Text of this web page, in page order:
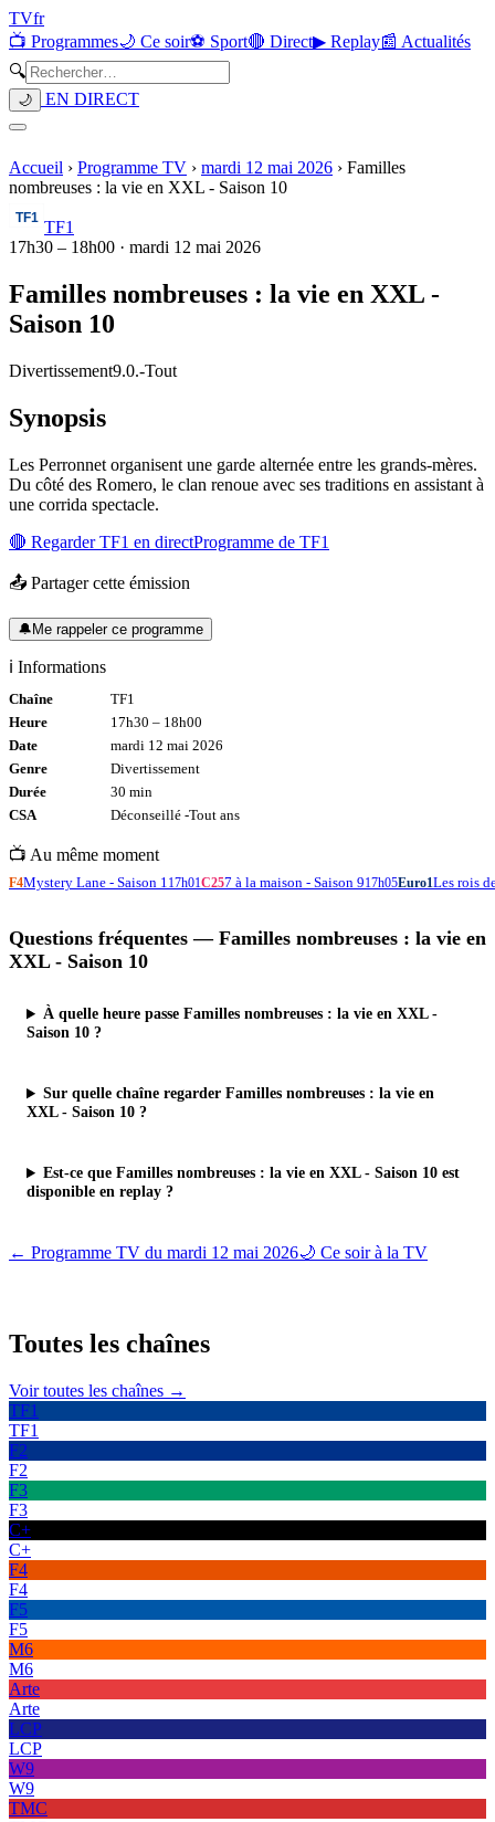
TVfr
📺 Programmes🌙 Ce soir⚽ Sport🔴 Direct▶ Replay📰 Actualités
🔍
🌙 EN DIRECT
Accueil › Programme TV › mardi 12 mai 2026 › Familles
nombreuses : la vie en XXL - Saison 10
TF1
17h30 – 18h00 · mardi 12 mai 2026
Familles nombreuses : la vie en XXL -
Saison 10
Divertissement9.0.-Tout
Synopsis
Les Perronnet organisent une garde alternée entre les grands-mères.
Du côté des Romero, le clan renoue avec ses traditions en assistant à
une corrida spectacle.
🔴 RegarderTF1 en directProgramme de TF1
📤 Partager cette émission
🔔Me rappeler ce programme
ℹ️ Informations
Chaîne
TF1
Heure
17h30 – 18h00
Date
mardi 12 mai 2026
Genre
Divertissement
Durée
30 min
CSA
Déconseillé -Tout ans
📺 Au même moment
F4Mystery Lane - Saison 117h01C257 à la maison - Saison 917h05Euro1Les rois
Questions fréquentes — Familles nombreuses : la vie en
XXL - Saison 10
À quelle heure passe Familles nombreuses : la vie en XXL -
Saison 10 ?
Sur quelle chaîne regarder Familles nombreuses : la vie en
XXL - Saison 10 ?
Est-ce que Familles nombreuses : la vie en XXL - Saison 10 est
disponible en replay ?
← Programme TV du mardi 12 mai 2026🌙 Ce soir à la TV
Toutes les chaînes
Voir toutes les chaînes →
TF1
TF1
F2
F2
F3
F3
C+
C+
F4
F4
F5
F5
M6
M6
Arte
Arte
LCP
LCP
W9
W9
TMC